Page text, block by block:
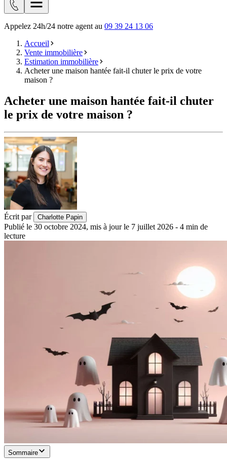
Appelez 24h/24 notre agent au 09 39 24 13 06
Accueil
Vente immobilière
Estimation immobilière
Acheter une maison hantée fait-il chuter le prix de votre
maison ?
Acheter une maison hantée fait-il chuter
le prix de votre maison ?
Écrit par Charlotte Papin
Publié le 30 octobre 2024, mis à jour le 7 juillet 2026 - 4 min de
lecture
Sommaire